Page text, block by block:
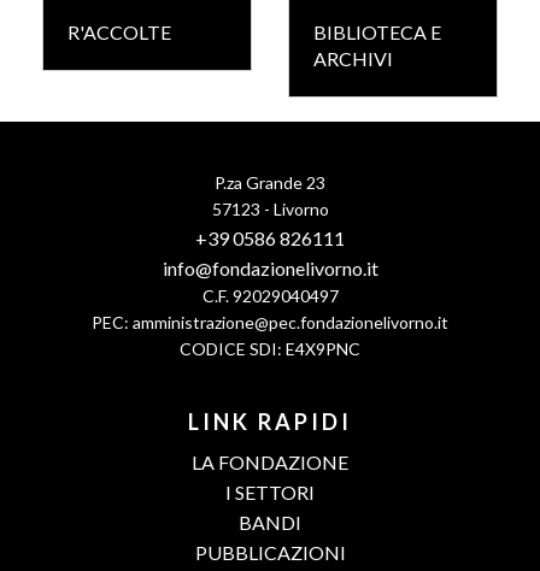
R'ACCOLTE
BIBLIOTECA E
ARCHIVI
P.za Grande 23
57123 - Livorno
+39 0586 826111
info@fondazionelivorno.it
C.F. 92029040497
PEC: amministrazione@pec.fondazionelivorno.it
CODICE SDI: E4X9PNC
LINK RAPIDI
LA FONDAZIONE
I SETTORI
BANDI
PUBBLICAZIONI